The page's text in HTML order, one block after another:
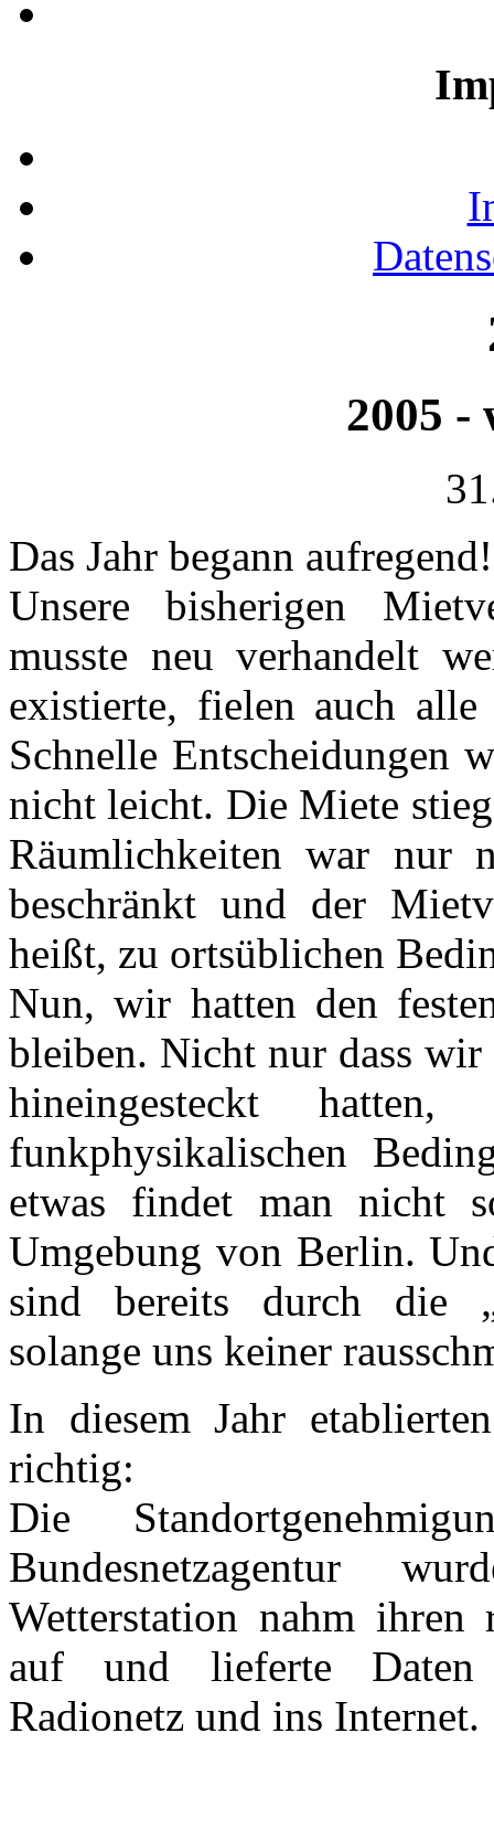
2005 -
Das Jahr begann aufregend!
Unsere bisherigen
musste neu verhandelt
existierte, fielen auch alle
Schnelle Entscheidungen
nicht leicht. Die Miete
Räumlichkeiten war nur
beschränkt und der
heißt, zu ortsüblichen
Nun, wir hatten den
bleiben. Nicht nur dass
hineingesteckt
funkphysikalischen
etwas findet man nicht
Umgebung von Berlin.
sind bereits durch die
solange uns keiner
In diesem Jahr
richtig:
Die
Bundesnetzagentur
Wetterstation nahm ihren
auf und lieferte
Radionetz und ins Internet.